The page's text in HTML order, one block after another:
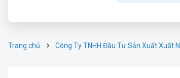
Trang chủ Công Ty TNHH Đầu Tư Sản Xuất Xuất